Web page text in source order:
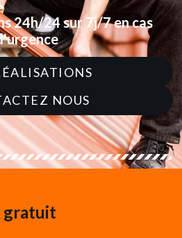
24h/24 sur 7j/7 en cas
NOUS
gratuit